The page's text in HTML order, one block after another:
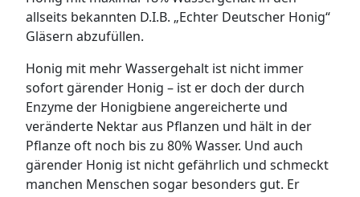
allseits bekannten D.I.B. „Echter Deutscher Honig“
Gläsern abzufüllen.
Honig mit mehr Wassergehalt ist nicht immer
sofort gärender Honig – ist er doch der durch
Enzyme der Honigbiene angereicherte und
veränderte Nektar aus Pflanzen und hält in der
Pflanze oft noch bis zu 80% Wasser. Und auch
gärender Honig ist nicht gefährlich und schmeckt
manchen Menschen sogar besonders gut. Er